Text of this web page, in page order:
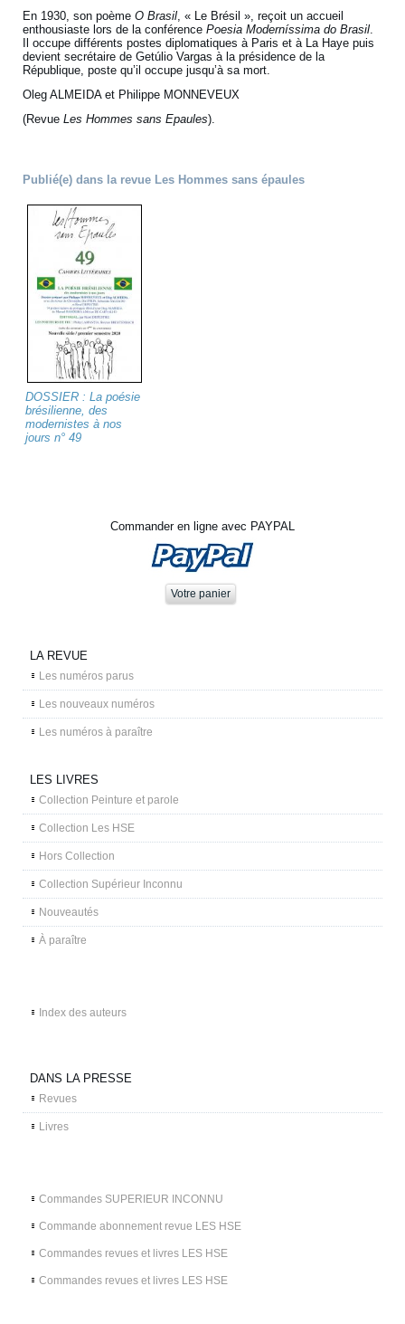
En 1930, son poèmeO Brasil, « Le Brésil », reçoit un accueil
enthousiaste lors de la conférencePoesia Moderníssima do Brasil.
Il occupe différents postes diplomatiques à Paris et à La Haye puis
devient secrétaire de Getúlio Vargas à la présidence de la
République, poste qu’il occupe jusqu’à sa mort.
Oleg ALMEIDA et Philippe MONNEVEUX
(RevueLes Hommes sans Epaules).
Publié(e) dans la revue Les Hommes sans épaules
DOSSIER : La poésie
brésilienne, des
modernistes à nos
jours n° 49
Commander en ligne avec PAYPAL
LA REVUE
Les numéros parus
Les nouveaux numéros
Les numéros à paraître
LES LIVRES
Collection Peinture et parole
Collection Les HSE
Hors Collection
Collection Supérieur Inconnu
Nouveautés
À paraître
Index des auteurs
DANS LA PRESSE
Revues
Livres
Commandes SUPERIEUR INCONNU
Commande abonnement revue LES HSE
Commandes revues et livres LES HSE
Commandes revues et livres LES HSE